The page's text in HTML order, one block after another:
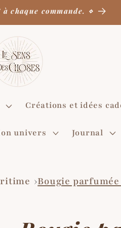
des commandes : 3 à 4
Créations et idées
univers Journal
Bougie